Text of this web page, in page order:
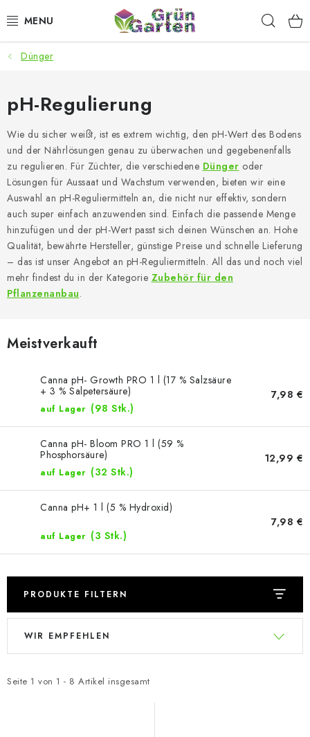
Inhalt
ANGEBOTE
LED PFLANZENLAMPEN
ANBAUBEDARF FÜR DEN HEIMANBAU
AQUARISTIK
MICROGREENS
SMARTER GARTEN
Geschäftsbewertung Kaufberatung AGB
Blog
Kontakt
Datenschutzerklärung
Dünger
pH-Regulierung
Wie du sicher weißt, ist es extrem wichtig, den pH-Wert des Bodens
und der Nährlösungen genau zu überwachen und gegebenenfalls
zu regulieren. Für Züchter, die verschiedene Dünger oder
Lösungen für Aussaat und Wachstum verwenden, bieten wir eine
Auswahl an pH-Reguliermitteln an, die nicht nur effektiv, sondern
auch super einfach anzuwenden sind. Einfach die passende Menge
hinzufügen und der pH-Wert passt sich deinen Wünschen an. Hohe
Qualität, bewährte Hersteller, günstige Preise und schnelle Lieferung
– das ist unser Angebot an pH-Reguliermitteln. All das und noch viel
mehr findest du in der Kategorie Zubehör für den
Pflanzenanbau.
Meistverkauft
Canna pH- Growth PRO 1 l (17 % Salzsäure
+ 3 % Salpetersäure)
auf Lager (98 Stk.)
7,98 €
Canna pH- Bloom PRO 1 l (59 %
Phosphorsäure)
auf Lager (32 Stk.)
12,99 €
Canna pH+ 1 l (5 % Hydroxid)
auf Lager (3 Stk.)
7,98 €
PRODUKTE FILTERN
L
t
Seite 1 von 1 - 8 Artikel insgesamt
P
d
WIR EMPFEHLEN